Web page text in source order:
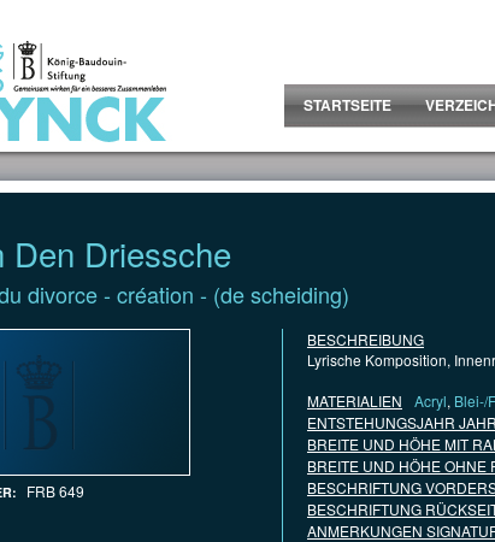
STARTSEITE
Den Driessche
divorce - création - (de scheiding)
FRB 649
BESCHREIBUNG
Lyrische Komposition,
MATERIALIEN
Acryl, Blei-/
ENTSTEHUNGSJAHR JAHR
BREITE UND HÖHE MIT
BREITE UND HÖHE OHNE
BESCHRIFTUNG
BESCHRIFTUNG
ANMERKUNGEN